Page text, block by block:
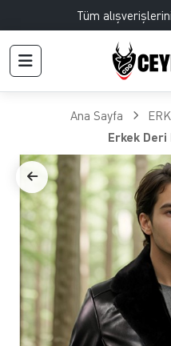
Tüm
Ana Sayfa
Erkek